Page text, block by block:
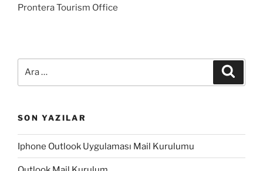
Prontera Tourism Office
SON YAZILAR
Iphone Outlook Uygulaması Mail Kurulumu